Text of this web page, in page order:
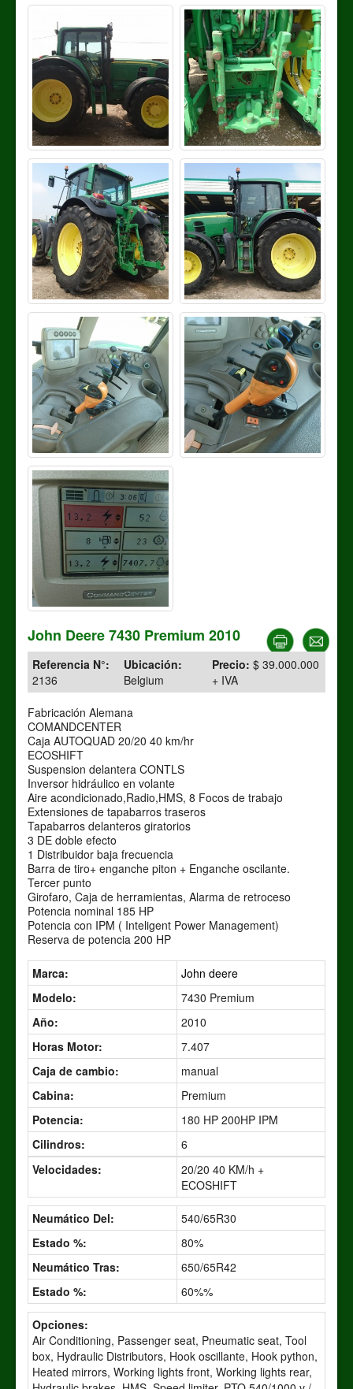
John Deere 7430 Premium 2010
Referencia N°:
2136
Ubicación:
Belgium
Precio: $ 39.000.000
+ IVA
Fabricación Alemana
COMANDCENTER
Caja AUTOQUAD 20/20 40 km/hr
ECOSHIFT
Suspension delantera CONTLS
Inversor hidráulico en volante
Aire acondicionado,Radio,HMS, 8 Focos de trabajo
Extensiones de tapabarros traseros
Tapabarros delanteros giratorios
3 DE doble efecto
1 Distribuidor baja frecuencia
Barra de tiro+ enganche piton + Enganche oscilante.
Tercer punto
Girofaro, Caja de herramientas, Alarma de retroceso
Potencia nominal 185 HP
Potencia con IPM ( Inteligent Power Management)
Reserva de potencia 200 HP
Marca:
John deere
Modelo:
7430 Premium
Año:
2010
Horas Motor:
7.407
Caja de cambio:
manual
Cabina:
Premium
Potencia:
180 HP 200HP IPM
Cilindros:
6
Velocidades:
20/20 40 KM/h +
ECOSHIFT
Neumático Del:
540/65R30
Estado %:
80%
Neumático Tras:
650/65R42
Estado %:
60%%
Opciones:
Air Conditioning, Passenger seat, Pneumatic seat, Tool
box, Hydraulic Distributors, Hook oscillante, Hook python,
Heated mirrors, Working lights front, Working lights rear,